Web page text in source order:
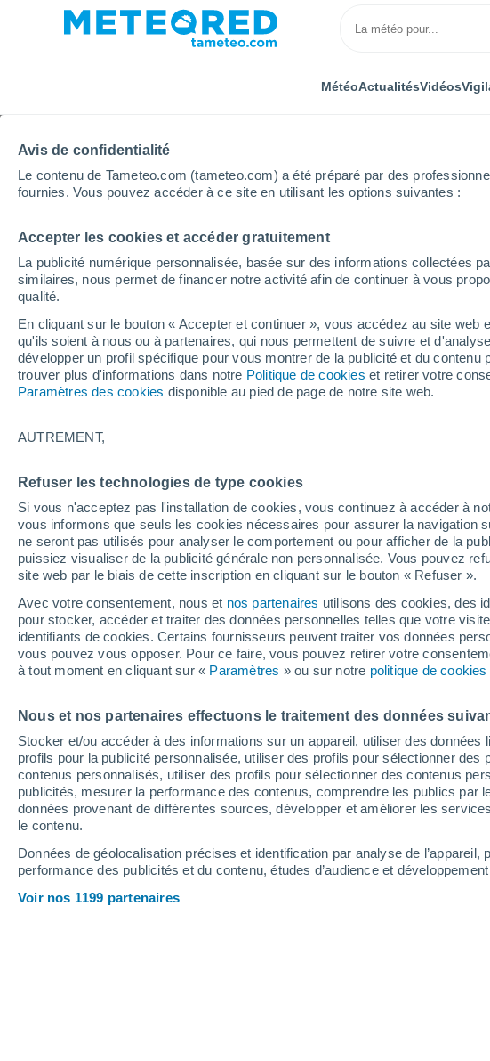
Avis de confidentialité
Le contenu de Tameteo.com (tameteo.com) a été préparé par des
fournies. Vous pouvez accéder à ce site en utilisant les options suivantes :
Accepter les cookies et accéder gratuitement
La publicité numérique personnalisée, basée sur des informations collectées
similaires, nous permet de financer notre activité afin de continuer à vous
qualité.
En cliquant sur le bouton « Accepter et continuer », vous accédez au site
qu'ils soient à nous ou à partenaires, qui nous permettent de suivre et
développer un profil spécifique pour vous montrer de la publicité et du
trouver plus d'informations dans notre Politique de cookies et retirer votre
Paramètres des cookies disponible au pied de page de notre site web.
AUTREMENT,
Refuser les technologies de type cookies
Si vous n'acceptez pas l'installation de cookies, vous continuez à accéder à
vous informons que seuls les cookies nécessaires pour assurer la navigation
ne seront pas utilisés pour analyser le comportement ou pour afficher de la
puissiez visualiser de la publicité générale non personnalisée. Vous pouvez
site web par le biais de cette inscription en cliquant sur le bouton « Refuser ».
Avec votre consentement, nous et nos partenaires utilisons des cookies, des
pour stocker, accéder et traiter des données personnelles telles que votre
identifiants de cookies. Certains fournisseurs peuvent traiter vos données
vous pouvez vous opposer. Pour ce faire, vous pouvez retirer votre
à tout moment en cliquant sur « Paramètres » ou sur notre politique de cookies
Nous et nos partenaires effectuons le traitement des données
Stocker et/ou accéder à des informations sur un appareil, utiliser des
profils pour la publicité personnalisée, utiliser des profils pour sélectionner
contenus personnalisés, utiliser des profils pour sélectionner des contenus
publicités, mesurer la performance des contenus, comprendre les publics par
données provenant de différentes sources, développer et améliorer les
le contenu.
Données de géolocalisation précises et identification par analyse de
performance des publicités et du contenu, études d’audience et
Voir nos 1199 partenaires
MétéoActualitésVidéos
Accueil Roumanie Maramureş Suior
Fermée
Suior
Ouverture
Il manque 126 jours
Fermeture
Aujourd´hui
7 Août
Bulletin enneigement pour aujourd'hui
Pistes par niveau de difficulté 0 0 3 0
Kilomètres skiables 0 / 3
Pistes ouvertes - / 3
Remontées 0 / 3
Tyoe de
Tyoe de
Hauteur de neige